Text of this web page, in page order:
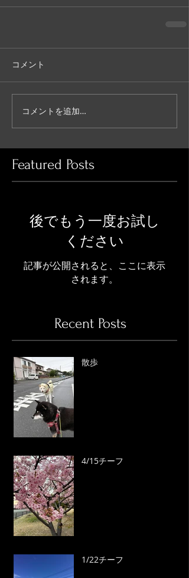
コメント
コメントを追加…
Featured Posts
後でもう一度お試し
ください
記事が公開されると、ここに表示
されます。
Recent Posts
散歩
4/15チーフ
1/22チーフ